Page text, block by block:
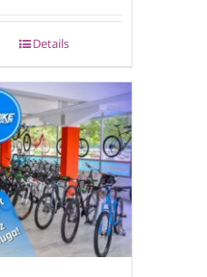
Details